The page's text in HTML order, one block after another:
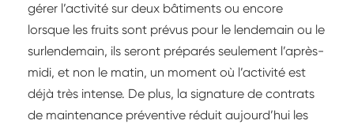
gérer l’activité sur deux bâtiments ou encore
lorsque les fruits sont prévus pour le lendemain ou le
surlendemain, ils seront préparés seulement l’après-
midi, et non le matin, un moment où l’activité est
déjà très intense. De plus, la signature de contrats
de maintenance préventive réduit aujourd’hui les